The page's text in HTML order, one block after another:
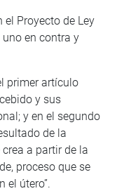
Proyecto de Ley
en contra y
primer artículo
y sus
y en el segundo
de la
a partir de la
proceso que se
el útero”.